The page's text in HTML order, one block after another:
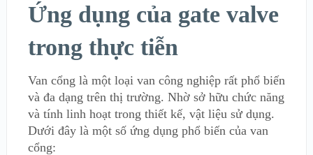
Ứng dụng của gate valve
trong thực tiễn
Van cổng là một loại van công nghiệp rất phổ biến
và đa dạng trên thị trường. Nhờ sở hữu chức năng
và tính linh hoạt trong thiết kế, vật liệu sử dụng.
Dưới đây là một số ứng dụng phổ biến của van
cổng: